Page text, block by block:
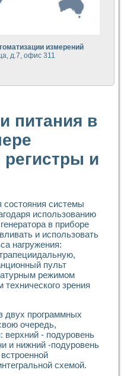
исследования функциональных
создания экономичного
движения макрочастиц в
свойств дисперсных продуктов
сверхпроводящим
NI в курсе экспериментальной
и выпадения осадка в
геометрического анализа в
с помощью программно -
всплывающих газовых
тиристорным
рентгеновской диагностики
оптоэлектронные
диэлектрических свойств
зарождения и развития
импедансный томограф на
для характеризации
процессов получения
зрения для контроля
переходных процессов
разработке обучающих
тренажеров путем
и защиты ускорителя
управления процессом
измерений
д.7, офис 311
питания в
и
состояния системы
использованию
в приборе
и использовать
нагружения:
пульт
режимом
зрения
двух программных
очередь,
верхний - подуровень
и нижний -подуровень
схемой.